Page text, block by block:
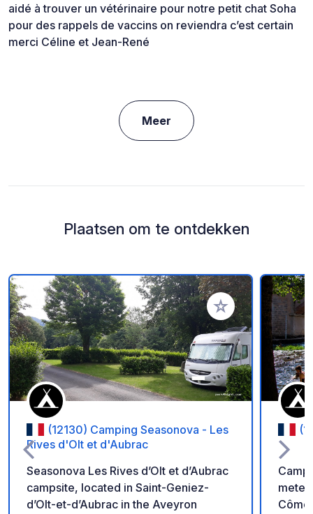
aidé à trouver un vétérinaire pour notre petit chat Soha
pour des rappels de vaccins on reviendra c’est certain
merci Céline et Jean-René
Meer
Plaatsen om te ontdekken
Voeg toe aan je
(12130) Camping Seasonova - Les
Rives d'Olt et d'Aubrac
Seasonova Les Rives d’Olt et d’Aubrac
campsite, located in Saint-Geniez-
d’Olt-et-d’Aubrac in the Aveyron